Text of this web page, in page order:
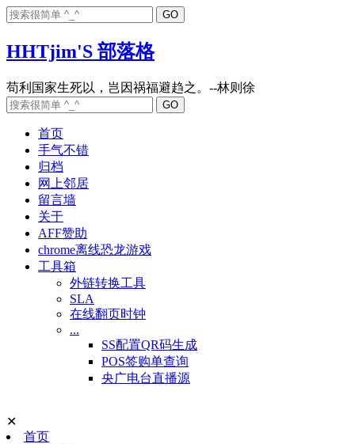
HHTjim'S 部落格
首页
手气不错
归档
网上邻居
留言墙
关于
AFF赞助
chrome离线恐龙游戏
工具箱
外链转换工具
SLA
在线翻页时钟
...
SS配置QR码生成
POS签购单查询
央广电台直播源
✕
首页